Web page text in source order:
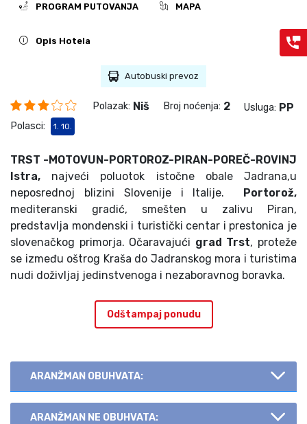
PROGRAM PUTOVANJA MAPA
Opis Hotela
Autobuski prevoz
Polazak: Niš Broj noćenja: 2 Usluga: PP
Polasci: 1. 10.
TRST -MOTOVUN-PORTOROZ-PIRAN-POREČ-ROVINJ
Istra, najveći poluotok istočne obale Jadrana,u
neposrednoj blizini Slovenije i Italije. Portorož,
mediteranski gradić, smešten u zalivu Piran,
predstavlja mondenski i turistički centar i prestonica je
slovenačkog primorja. Očaravajući grad Trst, proteže
se između oštrog Kraša do Jadranskog mora i turistima
nudi doživljaj jedinstvenoga i nezaboravnog boravka.
Odštampaj ponudu
ARANŽMAN OBUHVATA:
ARANŽMAN NE OBUHVATA: